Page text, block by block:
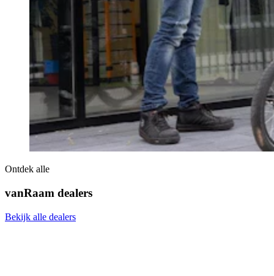
Ontdek alle
vanRaam dealers
Bekijk alle dealers